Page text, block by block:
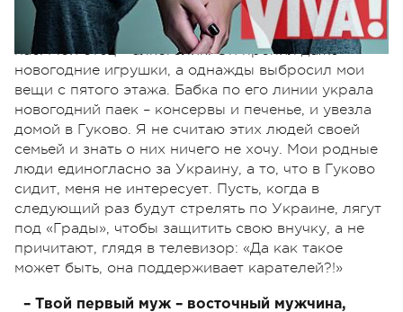
семью, когда брату было три года, а мне год. Ни
он, ни его семья ничего хорошего не сделали для
нас. Мой отец – алкоголик. Он пропил даже
новогодние игрушки, а однажды выбросил мои
вещи с пятого этажа. Бабка по его линии украла
новогодний паек – консервы и печенье, и увезла
домой в Гуково. Я не считаю этих людей своей
семьей и знать о них ничего не хочу. Мои родные
люди единогласно за Украину, а то, что в Гуково
сидит, меня не интересует. Пусть, когда в
следующий раз будут стрелять по Украине, лягут
под «Грады», чтобы защитить свою внучку, а не
причитают, глядя в телевизор: «Да как такое
может быть, она поддерживает карателей?!»
– Твой первый муж – восточный мужчина,